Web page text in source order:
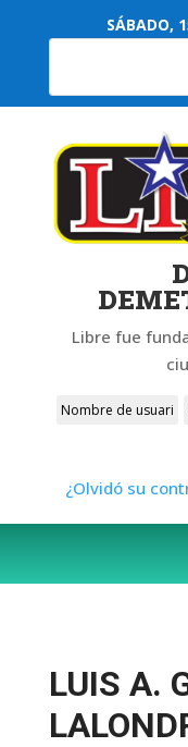
SÁBADO,
Libre fue
¿Olvidó su
LUIS A.